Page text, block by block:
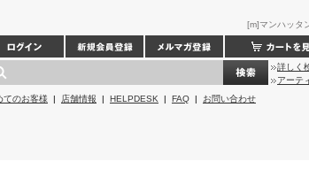
[m]マンハッタ
詳しく
アーテ
てのお客様 | 店舗情報 | HELPDESK | FAQ | お問い合わせ